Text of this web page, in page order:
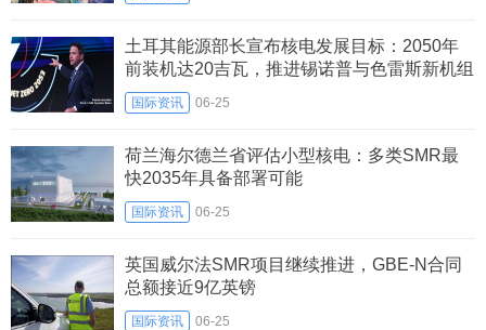
土耳其能源部长宣布核电发展目标：2050年
前装机达20吉瓦，推进锡诺普与色雷斯新机组
及SMR
国际资讯 06-25
荷兰海尔德兰省评估小型核电：多类SMR最
快2035年具备部署可能
国际资讯 06-25
英国威尔法SMR项目继续推进，GBE-N合同
总额接近9亿英镑
国际资讯 06-25